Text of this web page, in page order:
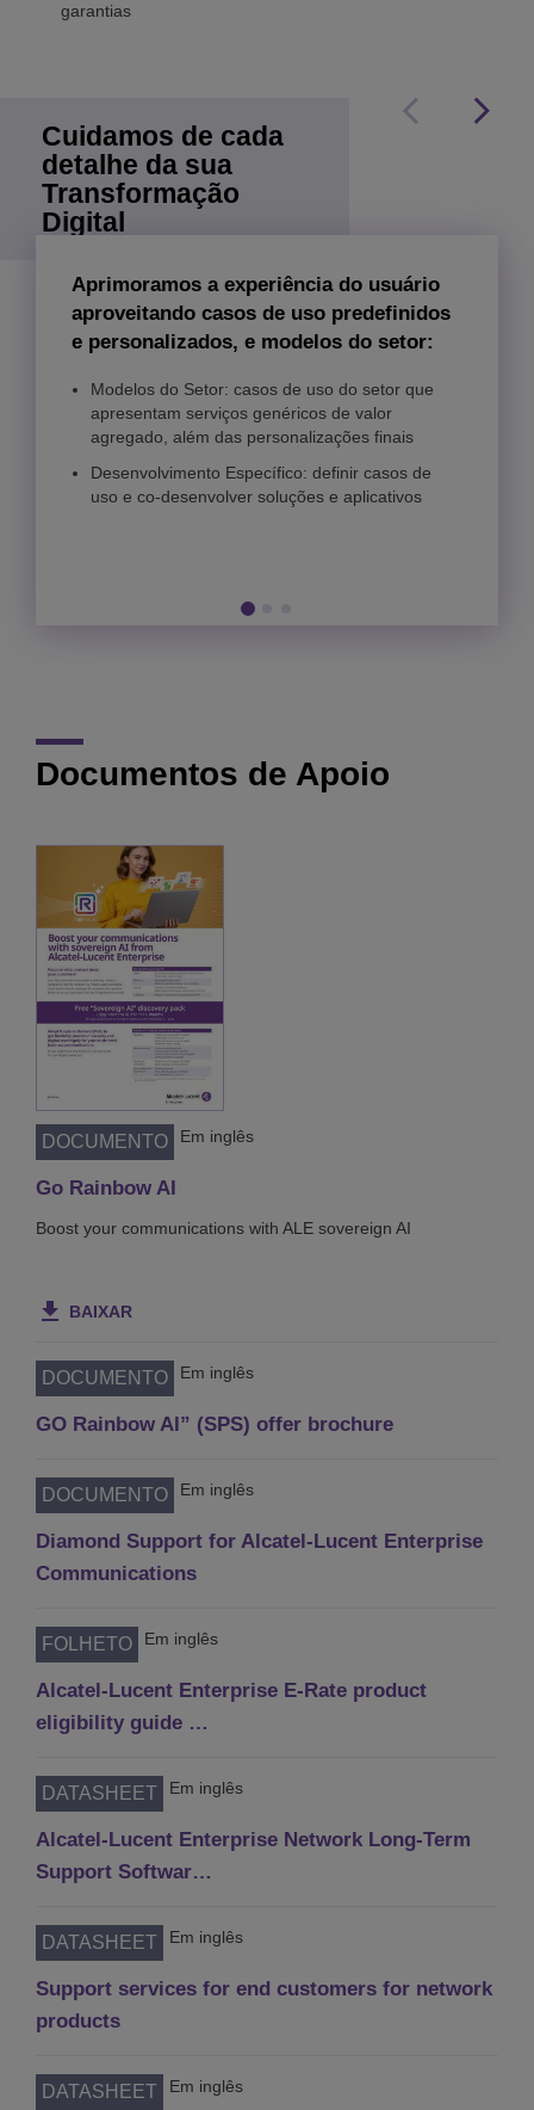
garantias
Cuidamos de cada
detalhe da sua
Transformação
Digital
Aprimoramos a experiência do usuário
aproveitando casos de uso predefinidos
e personalizados, e modelos do setor:
Modelos do Setor: casos de uso do setor que
apresentam serviços genéricos de valor
agregado, além das personalizações finais
Desenvolvimento Específico: definir casos de
uso e co-desenvolver soluções e aplicativos
Serviços de Otimização: otimizar o retorno sobre
o investimento (ROI) com foco em segurança,
desempenho, eficiência operacional e evolução
Serviços de Adoção: alinhar a tecnologia com as
necessidades de negócios e reduzir o tempo de
Serviços de Consultoria: definir a melhor
estratégia, conceber as soluções e o plano para
o sucesso
Documentos de Apoio
DOCUMENTO Em inglês
Go Rainbow AI
Boost your communications with ALE sovereign AI
BAIXAR
DOCUMENTO Em inglês
GO Rainbow AI” (SPS) offer brochure
DOCUMENTO Em inglês
Diamond Support for Alcatel-Lucent Enterprise
Communications
FOLHETO Em inglês
Alcatel-Lucent Enterprise E-Rate product
eligibility guide …
DATASHEET Em inglês
Alcatel-Lucent Enterprise Network Long-Term
Support Softwar…
DATASHEET Em inglês
Support services for end customers for network
products
DATASHEET Em inglês